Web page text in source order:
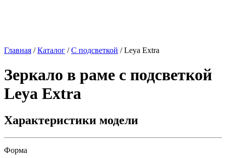
Главная /Каталог /С подсветкой /Leya Extra
Зеркало в раме с подсветкой
Leya Extra
Характеристики модели
Форма